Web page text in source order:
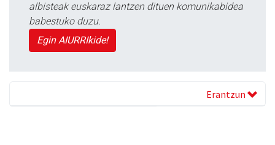
albisteak euskaraz lantzen dituen komunikabidea
babestuko duzu.
Egin AIURRIkide!
Erantzun